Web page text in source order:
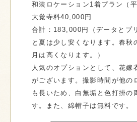
和装ロケーション1着プラン（
大覚寺料40,000円
合計：183,000円（データとプ
と夏は少し安くなります。春秋
月は高くなります。）
人気のオプションとして、花嫁
がございます。撮影時間が他の
も長いため、白無垢と色打掛の
す。また、綿帽子は無料です。